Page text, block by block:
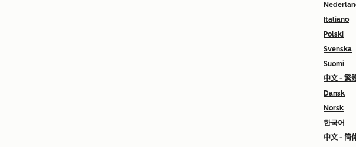
Italiano
Polski
Svenska
Suomi
中文 - 繁
Dansk
Norsk
한국어
中文 - 简